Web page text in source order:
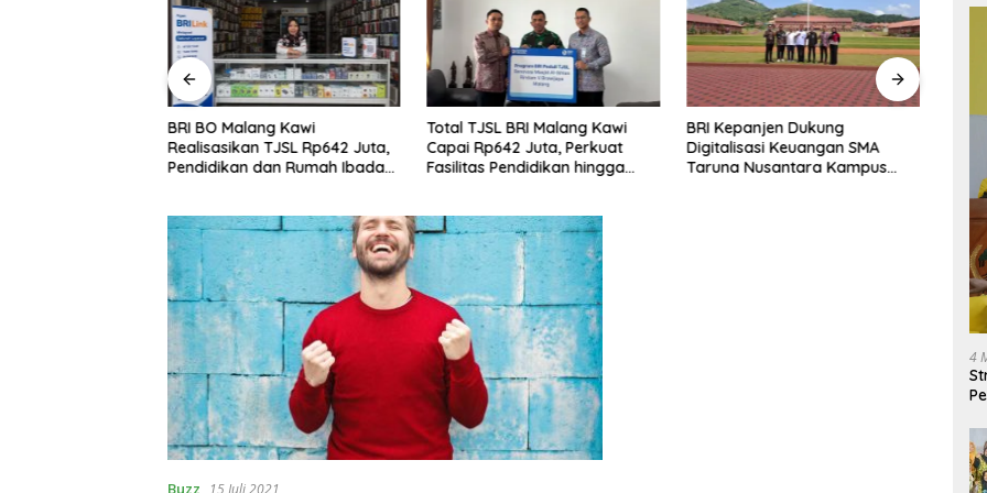
Total TJSL BRI Malang Kawi
Capai Rp642 Juta, Perkuat
Fasilitas Pendidikan hingga
BRI Kepanjen Dukung
Digitalisasi Keuangan SMA
Taruna Nusantara Kampus
BRI Region 13 Malang Perkuat
Pembangunan Berkelanjutan,
Salurkan 105 Program TJSL
Buzz 15 Juli 2021
4